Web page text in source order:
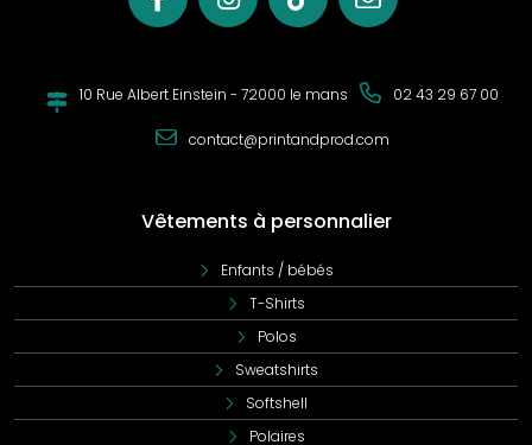
10 Rue Albert Einstein - 72000 le mans 02 43 29 67 00
contact@printandprod.com
Vêtements à personnalier
Enfants / bébés
T-Shirts
Polos
Sweatshirts
Softshell
Polaires